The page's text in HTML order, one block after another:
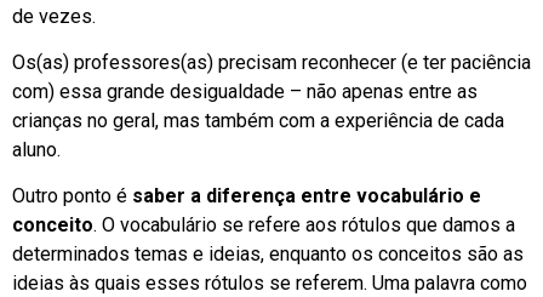
de vezes.
Os(as) professores(as) precisam reconhecer (e ter paciência
com) essa grande desigualdade – não apenas entre as
crianças no geral, mas também com a experiência de cada
aluno.
Outro ponto é saber a diferença entre vocabulário e
conceito. O vocabulário se refere aos rótulos que damos a
determinados temas e ideias, enquanto os conceitos são as
ideias às quais esses rótulos se referem. Uma palavra como